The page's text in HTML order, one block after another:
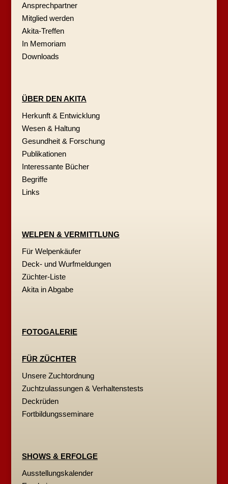
Ansprechpartner
Mitglied werden
Akita-Treffen
In Memoriam
Downloads
ÜBER DEN AKITA
Herkunft & Entwicklung
Wesen & Haltung
Gesundheit & Forschung
Publikationen
Interessante Bücher
Begriffe
Links
WELPEN & VERMITTLUNG
Für Welpenkäufer
Deck- und Wurfmeldungen
Züchter-Liste
Akita in Abgabe
FOTOGALERIE
FÜR ZÜCHTER
Unsere Zuchtordnung
Zuchtzulassungen & Verhaltenstests
Deckrüden
Fortbildungsseminare
SHOWS & ERFOLGE
Ausstellungskalender